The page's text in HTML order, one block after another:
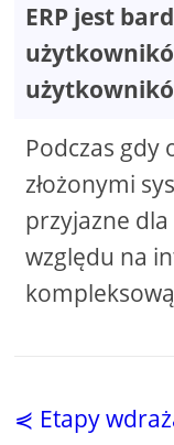
ERP jest
Podczas gdy
złożonymi
przyjazne
względu na
⋞ Etapy